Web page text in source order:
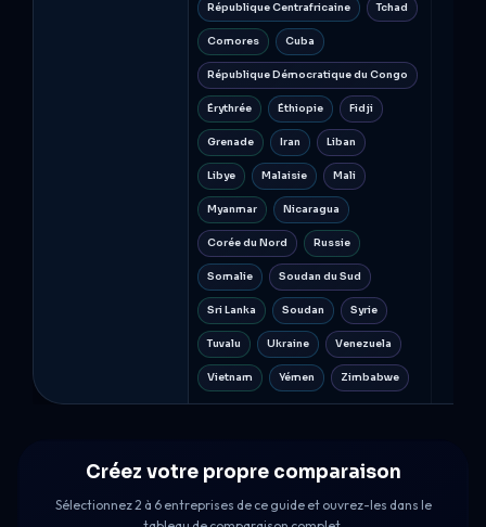
République Centrafricaine Tchad
Comores Cuba
République Démocratique du Congo
Érythrée Éthiopie Fidji
Grenade Iran Liban
Libye Malaisie Mali
Myanmar Nicaragua
Corée du Nord Russie
Somalie Soudan du Sud
Sri Lanka Soudan Syrie
Tuvalu Ukraine Venezuela
Vietnam Yémen Zimbabwe
Créez votre propre comparaison
Sélectionnez 2 à 6 entreprises de ce guide et ouvrez-les dans le